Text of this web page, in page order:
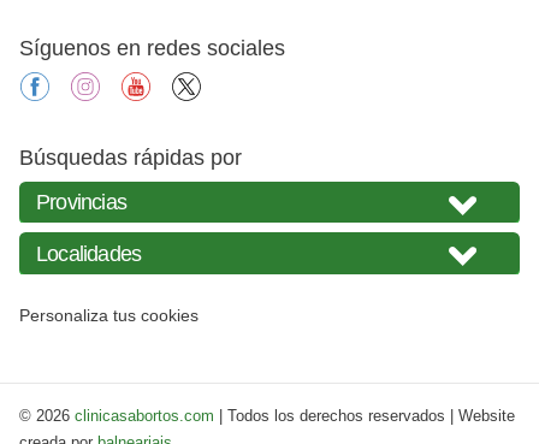
Síguenos en redes sociales
facebookinstagramyoutube
Búsquedas rápidas por
Personaliza tus cookies
© 2026 clinicasabortos.com | Todos los derechos reservados | Website